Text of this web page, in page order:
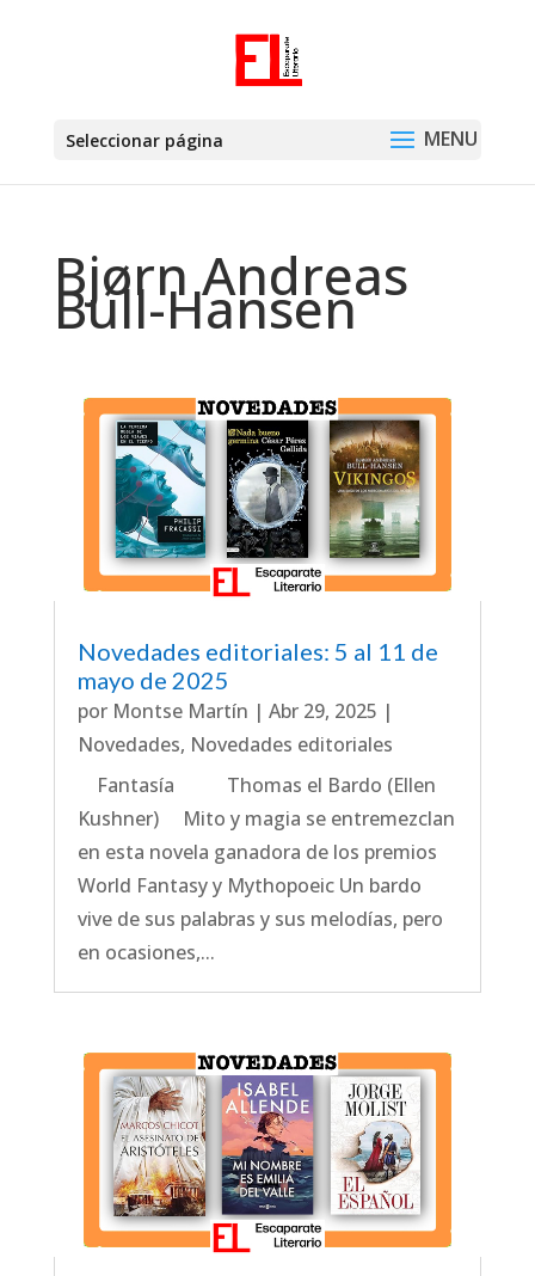
Seleccionar página
Bjørn Andreas
Bull-Hansen
Novedades editoriales: 5 al 11 de
mayo de 2025
por Montse Martín | Abr 29, 2025 |
Novedades, Novedades editoriales
Fantasía Thomas el Bardo (Ellen
Kushner) Mito y magia se entremezclan
en esta novela ganadora de los premios
World Fantasy y Mythopoeic Un bardo
vive de sus palabras y sus melodías, pero
en ocasiones,...